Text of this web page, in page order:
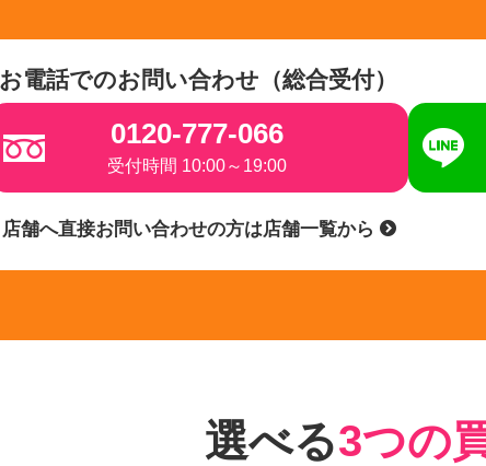
お電話でのお問い合わせ（総合受付）
0120-777-066
受付時間 10:00～19:00
店舗へ直接お問い合わせの方は店舗一覧から
選べる3つの